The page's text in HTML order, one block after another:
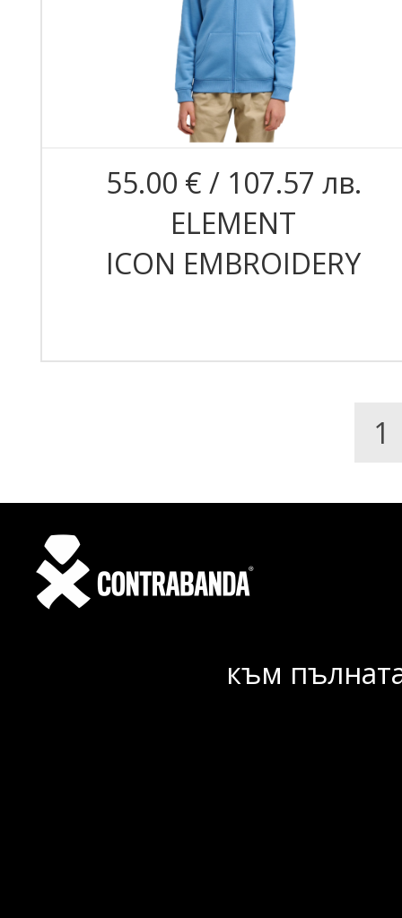
55.00 € / 107.57 лв.
ELEMENT
ICON EMBROIDERY
1
към